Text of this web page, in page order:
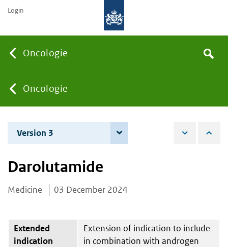
Oncologie
You
are
here:
Oncologie
the
Search
Login
Version 3
Darolutamide
Medicine 03 December 2024
Extended
indication
Extension of indication to include
in combination with androgen